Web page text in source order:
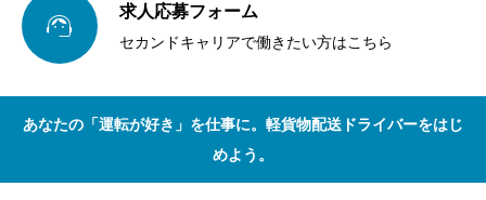
 求人応募フォーム
セカンドキャリアで働きたい方はこちら
あなたの「運転が好き」を仕事に。軽貨物配送ドライバーをはじ
めよう。